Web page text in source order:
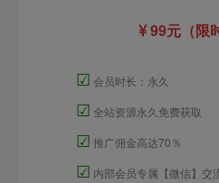
99元（限
☑ 会员时长：永久
☑ 全站资源永久免费获取
☑ 推广佣金高达70％
☑ 内部会员专属【微信】交